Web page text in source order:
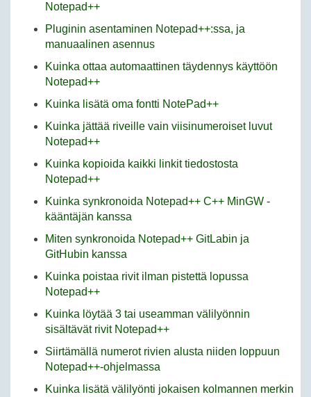
Notepad++
Pluginin asentaminen Notepad++:ssa, ja
manuaalinen asennus
Kuinka ottaa automaattinen täydennys käyttöön
Notepad++
Kuinka lisätä oma fontti NotePad++
Kuinka jättää riveille vain viisinumeroiset luvut
Notepad++
Kuinka kopioida kaikki linkit tiedostosta
Notepad++
Kuinka synkronoida Notepad++ C++ MinGW -
kääntäjän kanssa
Miten synkronoida Notepad++ GitLabin ja
GitHubin kanssa
Kuinka poistaa rivit ilman pistettä lopussa
Notepad++
Kuinka löytää 3 tai useamman välilyönnin
sisältävät rivit Notepad++
Siirtämällä numerot rivien alusta niiden loppuun
Notepad++-ohjelmassa
Kuinka lisätä välilyönti jokaisen kolmannen merkin